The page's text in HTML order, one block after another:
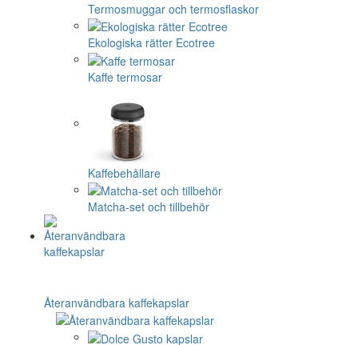
Termosmuggar och termosflaskor
Ekologiska rätter Ecotree
Kaffe termosar
Kaffebehållare
Matcha-set och tillbehör
Återanvändbara kaffekapslar